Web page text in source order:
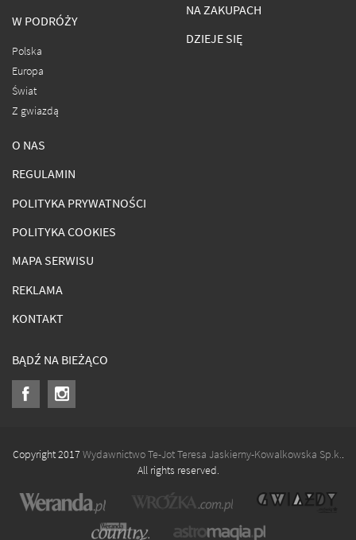
W PODRÓŻY
Polska
Europa
Świat
Z gwiazdą
NA ZAKUPACH
DZIEJE SIĘ
O NAS
REGULAMIN
POLITYKA PRYWATNOŚCI
POLITYKA COOKIES
MAPA SERWISU
REKLAMA
KONTAKT
BĄDŹ NA BIEŻĄCO
Copyright 2017Wydawnictwo Te-Jot Teresa Jaskierny-Kowalkowska Sp.k..
All rights reserved.